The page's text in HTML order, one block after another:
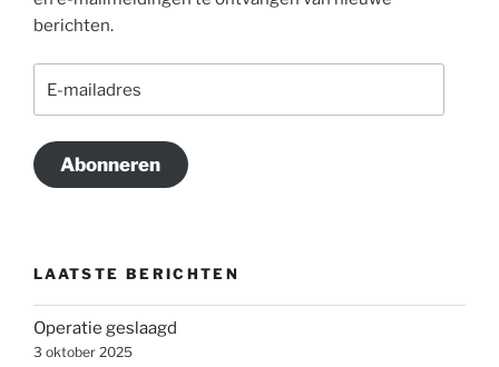
berichten.
Abonneren
LAATSTE BERICHTEN
Operatie geslaagd
3 oktober 2025